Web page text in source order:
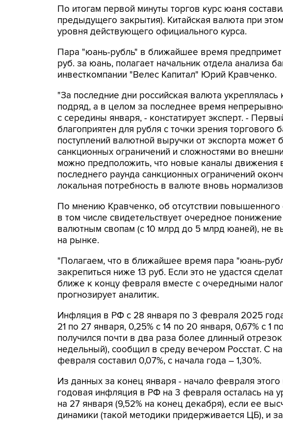
По итогам первой минуты торгов курс юаня
предыдущего закрытия). Китайская валюта при
уровня действующего официального курса.
Пара "юань-рубль" в ближайшее время предпримет
руб. за юань, полагает начальник отдела анализа
инвесткомпании "Велес Капитал" Юрий Кравченко.
"За последние дни российская валюта
подряд, а в целом за последнее время
с середины января, - констатирует эксперт. -
благоприятен для рубля с точки зрения торгового
поступлений валютной выручки от экспорта может
санкционных ограничений и сложностями во
можно предположить, что новые каналы движения
последнего раунда санкционных ограничений
локальная потребность в валюте вновь
По мнению Кравченко, об отсутствии
в том числе свидетельствует очередное
валютным свопам (с 10 млрд до 5 млрд юаней), не
на рынке.
"Полагаем, что в ближайшее время пара "юань-
закрепиться ниже 13 руб. Если это не удастся
ближе к концу февраля вместе с очередными
прогнозирует аналитик.
Инфляция в РФ с 28 января по 3 февраля 2025 года
21 по 27 января, 0,25% с 14 по 20 января, 0,67% с 1
получился почти в два раза более длинный
недельный), сообщил в среду вечером Росстат. С
февраля составил 0,07%, с начала года – 1,30%.
Из данных за конец января - начало февраля
годовая инфляция в РФ на 3 февраля осталась на
на 27 января (9,52% на конец декабря), если ее
динамики (такой методики придерживается ЦБ), и